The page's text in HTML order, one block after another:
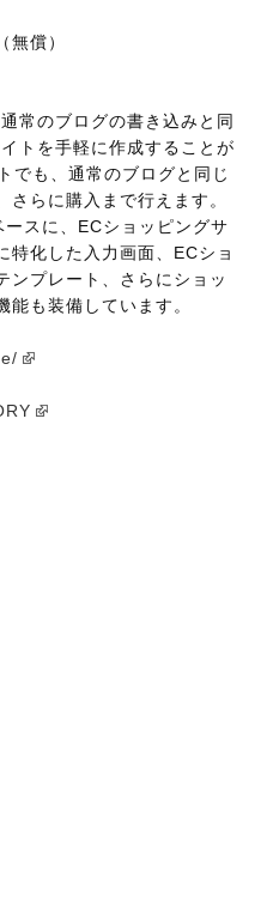
償）
常のブログの書き込みと同
トを手軽に作成することが
でも、通常のブログと同じ
らに購入まで行えます。
スに、ECショッピングサ
特化した入力画面、ECショ
ンプレート、さらにショッ
能も装備しています。